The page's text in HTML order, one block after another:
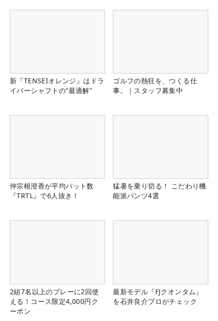
新『TENSEIオレンジ』はドラ
イバーシャフトの“最適解”
ゴルフの熱狂を、つくる仕
事。｜スタッフ募集中
仲宗根澄香が平均パット数
『TRTL』で6人抜き！
猛暑を乗り切る！ こだわり機
能派パンツ4選
2組7名以上のプレーに2回使
える！コース限定4,000円ク
ーポン
最新モデル『FJクオンタム』
を石井良介プロがチェック